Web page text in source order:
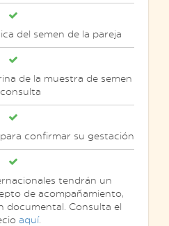
del semen de la pareja
de la muestra de semen
confirmar su gestación
tendrán un
de acompañamiento,
documental. Consulta el
aquí.